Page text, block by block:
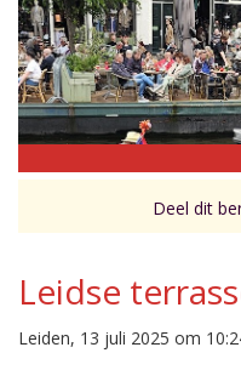
Vorig uur
Inklappen
Deel dit
Leidse
Leiden, 13 juli 2025 om